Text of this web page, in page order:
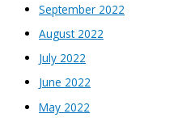
September 2022
August 2022
July 2022
June 2022
May 2022